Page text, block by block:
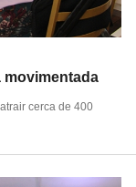
movimentada
cerca de 400